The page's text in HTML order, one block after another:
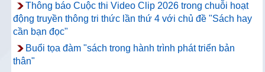
Thông báo Cuộc thi Video Clip 2026 trong chuỗi hoạt
động truyền thông tri thức lần thứ 4 với chủ đề "Sách hay
cần bạn đọc"
Buổi tọa đàm "sách trong hành trình phát triển bản
thân"